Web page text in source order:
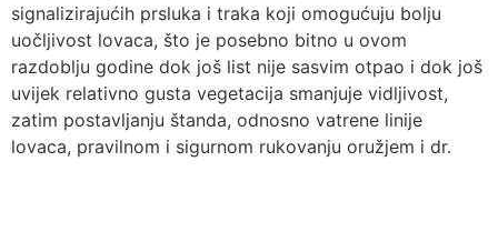
signalizirajućih prsluka i traka koji omogućuju bolju
uočljivost lovaca, što je posebno bitno u ovom
razdoblju godine dok još list nije sasvim otpao i dok još
uvijek relativno gusta vegetacija smanjuje vidljivost,
zatim postavljanju štanda, odnosno vatrene linije
lovaca, pravilnom i sigurnom rukovanju oružjem i dr.